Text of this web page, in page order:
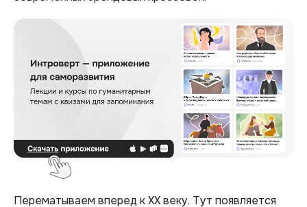
Перематываем вперед к XX веку. Тут появляется